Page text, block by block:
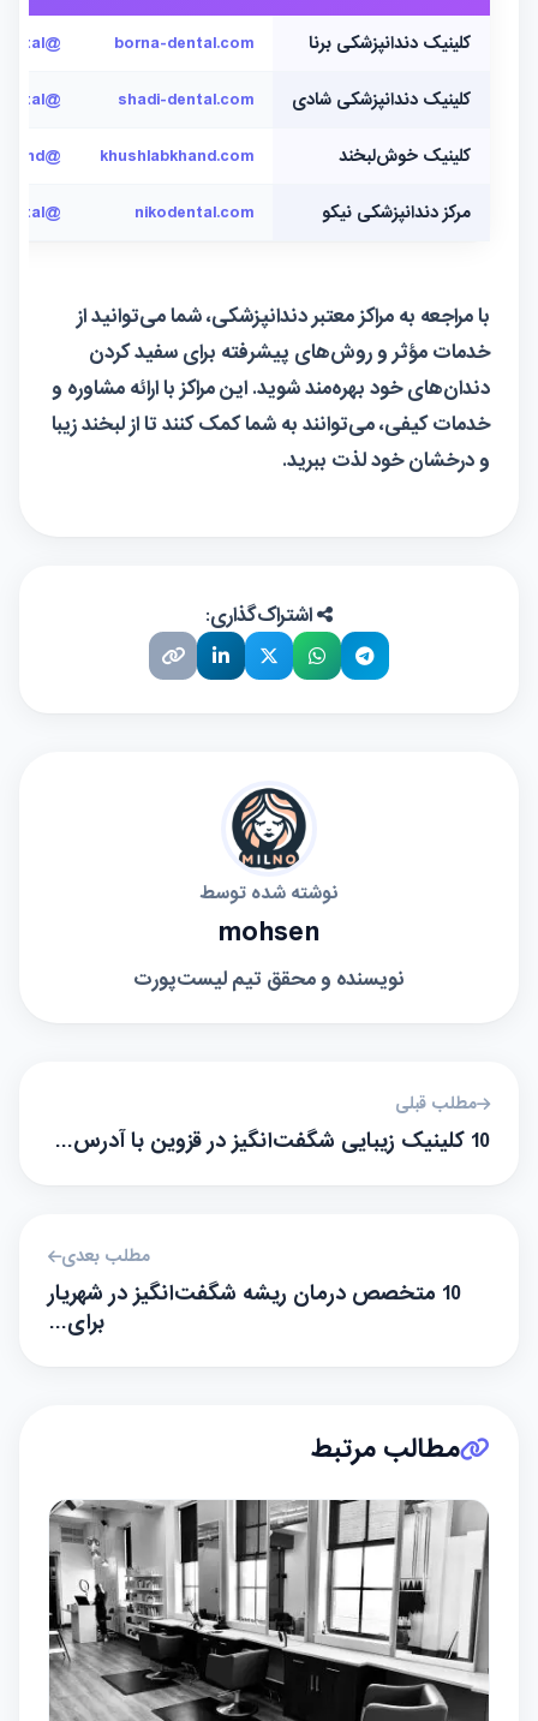
کلینیک دندانپزشکی برنا borna-dental.com
@borna_dental
کلینیک دندانپزشکی شادی shadi-dental.com
@shadi_dental
کلینیک خوش‌لبخند khushlabkhand.com
@khushlabkhand
مرکز دندانپزشکی نیکو nikodental.com
@nikodental
با مراجعه به مراکز معتبر دندانپزشکی، شما می‌توانید از
خدمات مؤثر و روش‌های پیشرفته برای سفید کردن
دندان‌های خود بهره‌مند شوید. این مراکز با ارائه مشاوره و
خدمات کیفی، می‌توانند به شما کمک کنند تا از لبخند زیبا
و درخشان خود لذت ببرید.
اشتراک‌گذاری:
نوشته شده توسط
mohsen
نویسنده و محقق تیم لیست‌پورت
مطلب قبلی
10 کلینیک زیبایی شگفت‌انگیز در قزوین با آدرس…
مطلب بعدی
10 متخصص درمان ریشه شگفت‌انگیز در شهریار
برای…
مطالب مرتبط